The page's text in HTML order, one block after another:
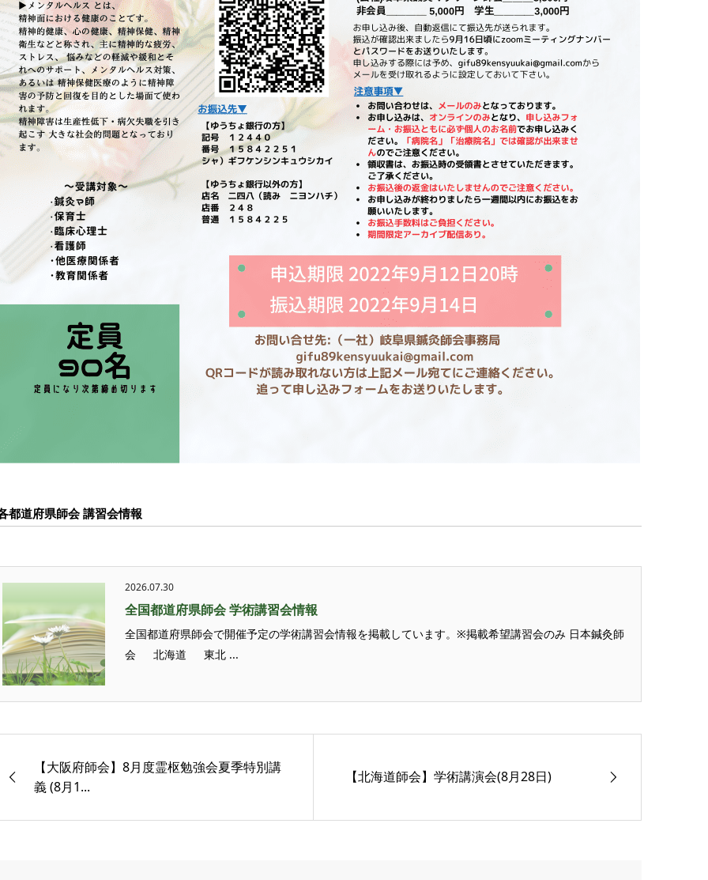
都道府県師会 講習会情報
2026.07.30
全国都道府県師会 学術講習会情報
全国都道府県師会で開催予定の学術講習会情報を掲載しています。※掲載希望講習会のみ 日本鍼灸師
会 北海道 東北 ...
【大阪府師会】8月度霊枢勉強会夏季特別講
義 (8月1...
【北海道師会】学術講演会(8月28日)